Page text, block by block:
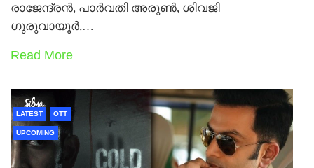
രാജേന്ദ്രൻ, പാർവതി അരുൺ, ശിവജി
ഗുരുവായൂർ,…
Read More
LATEST OTT
UPCOMING